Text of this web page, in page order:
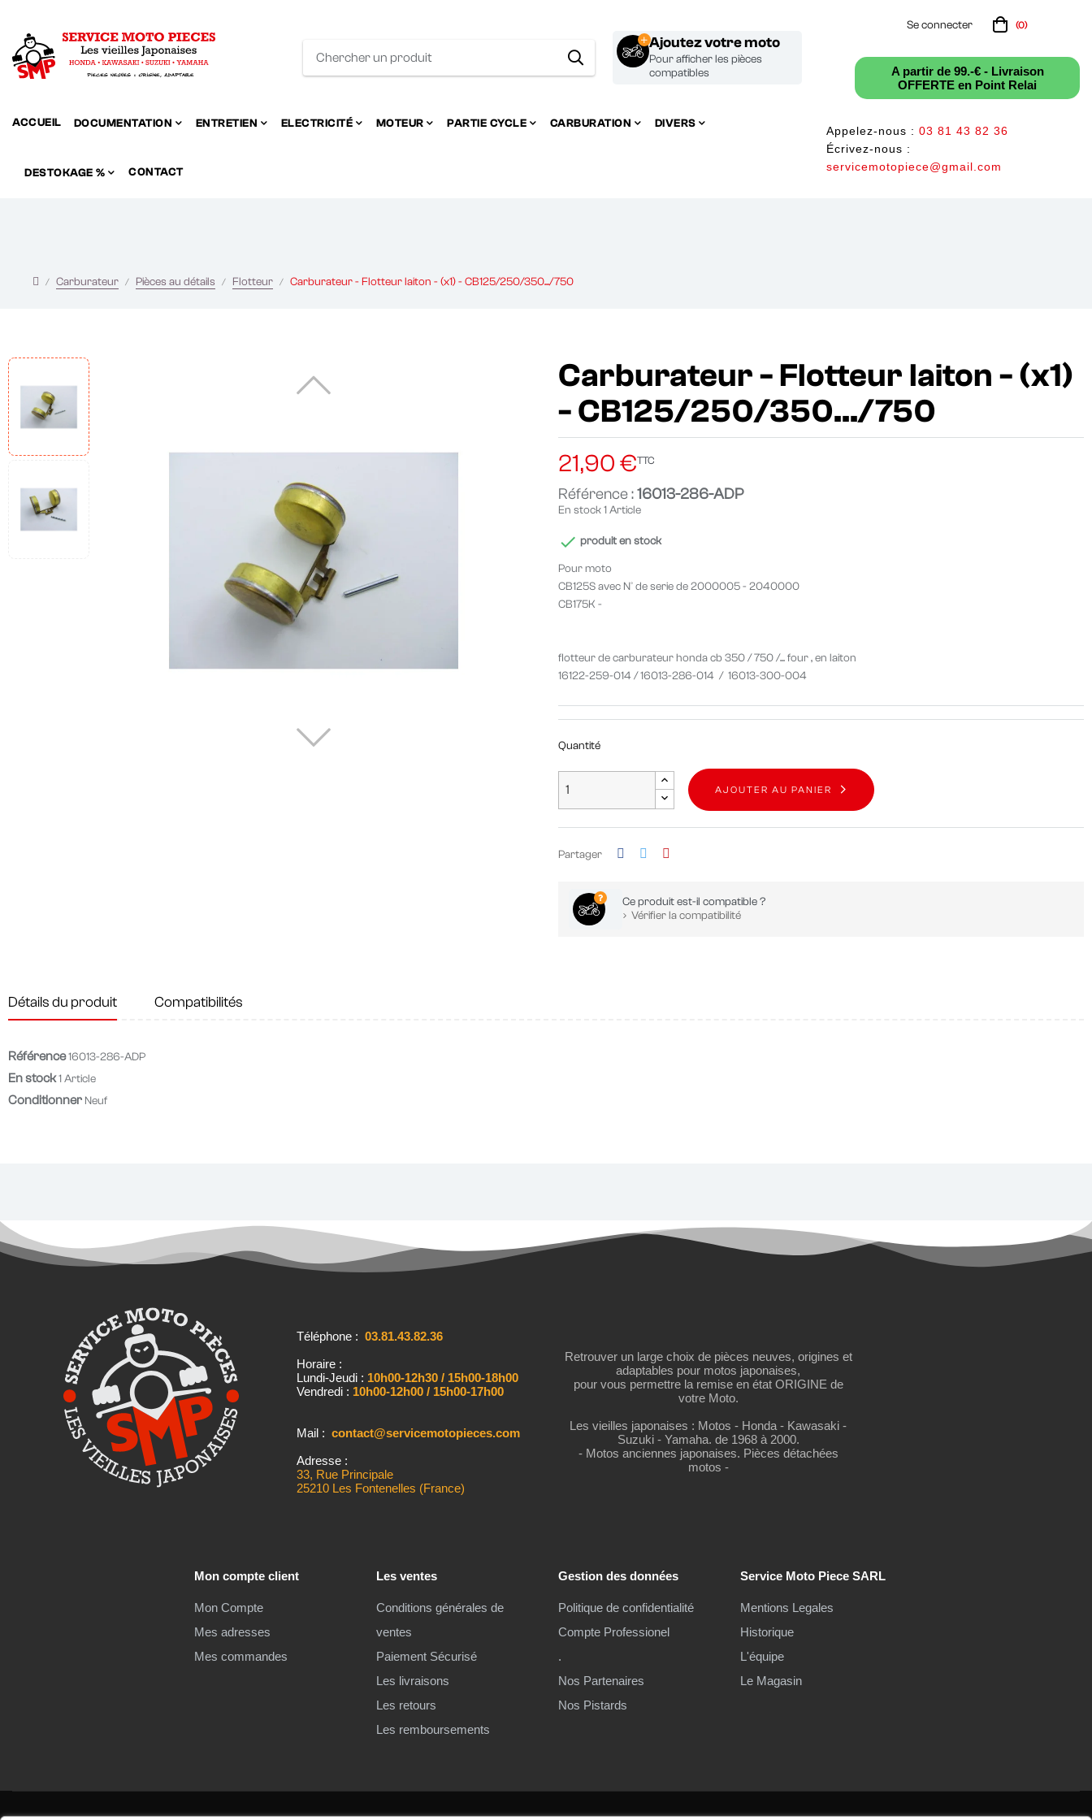
Ajoutez votre moto
Pour afficher les pièces
compatibles
Se connecter (0)
A partir de 99.-€ - Livraison
OFFERTE en Point Relai
ACCUEIL DOCUMENTATION ENTRETIEN ELECTRICITÉ MOTEUR PARTIE CYCLE CARBURATION DIVERS
DESTOKAGE % CONTACT
Appelez-nous : 03 81 43 82 36
Écrivez-nous :
servicemotopiece@gmail.com
Carburateur Pièces au détails Flotteur Carburateur - Flotteur laiton - (x1) - CB125/250/350.../750
Carburateur - Flotteur laiton - (x1)
- CB125/250/350.../750
21,90 €TTC
Référence :16013-286-ADP
En stock1 Article
 produit en stock
Pour moto
CB125S avec N° de serie de 2000005 - 2040000
CB175K -
flotteur de carburateur honda cb 350 / 750 /... four , en laiton
16122-259-014 / 16013-286-014 / 16013-300-004
Quantité
AJOUTER AU PANIER
Partager
Ce produit est-il compatible ?
Vérifier la compatibilité
Détails du produit Compatibilités
Référence16013-286-ADP
En stock1 Article
Conditionner Neuf
Téléphone :03.81.43.82.36
Horaire :
Lundi-Jeudi : 10h00-12h30 / 15h00-18h00
Vendredi : 10h00-12h00 / 15h00-17h00
Mail : contact@servicemotopieces.com
Adresse :
33, Rue Principale
25210 Les Fontenelles (France)
Retrouver un large choix de pièces neuves, origines et
adaptables pour motos japonaises,
pour vous permettre la remise en état ORIGINE de
votre Moto.
Les vieilles japonaises : Motos - Honda - Kawasaki -
Suzuki - Yamaha. de 1968 à 2000.
- Motos anciennes japonaises. Pièces détachées
motos -
Mon compte client
Mon Compte
Mes adresses
Mes commandes
Les ventes
Conditions générales de
ventes
Paiement Sécurisé
Les livraisons
Les retours
Les remboursements
Gestion des données
Politique de confidentialité
Compte Professionel
.
Nos Partenaires
Nos Pistards
Service Moto Piece SARL
Mentions Legales
Historique
L'équipe
Le Magasin